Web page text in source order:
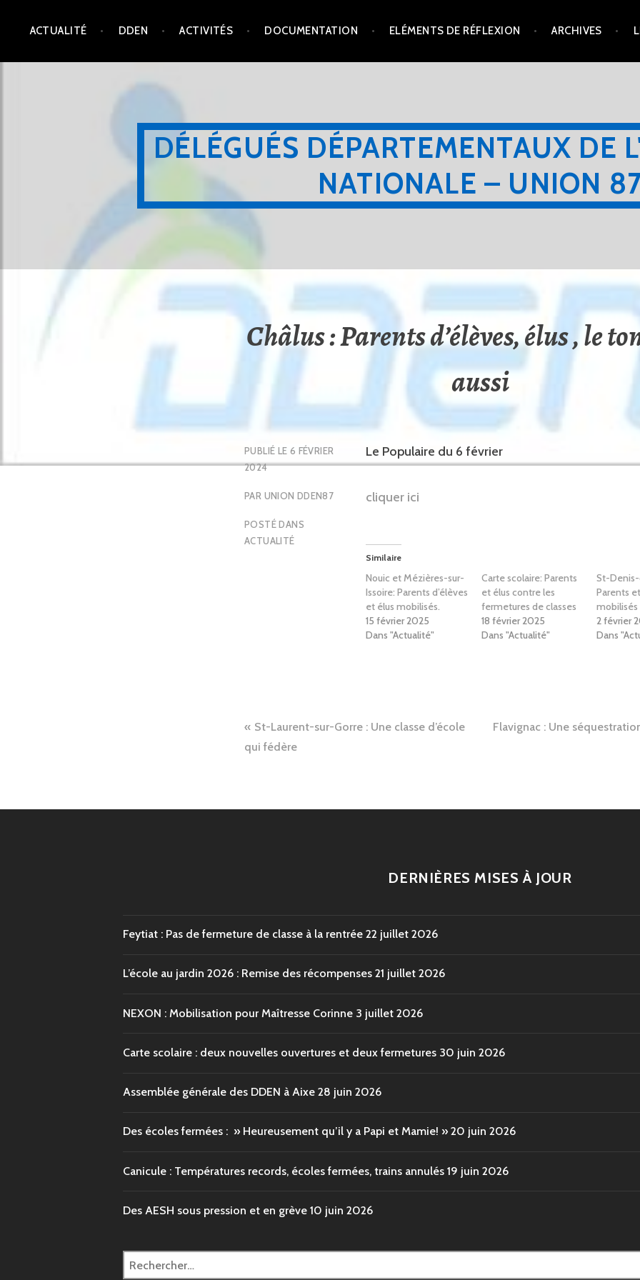
contenu
ACTUALITÉ DDEN ACTIVITÉS DOCUMENTATION ELÉMENTS DE RÉFLEXION ARCHIVES
DÉLÉGUÉS DÉPARTEMENTAUX DE
NATIONALE – UNION
Châlus : Parents d’élèves, élus , le
aussi
PUBLIÉ LE 6 FÉVRIER
2024
PAR UNION DDEN87
POSTÉ DANS
ACTUALITÉ
Le Populaire du 6 février
cliquer ici
Similaire
Nouic et Mézières-sur-
Issoire: Parents d’élèves
et élus mobilisés.
15 février 2025
Dans "Actualité"
Carte scolaire: Parents
et élus contre les
fermetures de classes
18 février 2025
Dans "Actualité"
St-
Parents
mobilisés
2 février
Dans
Navigation
de
St-Laurent-sur-Gorre : Une classe d’école
qui fédère
Flavignac : Une
DERNIÈRES MISES À JOUR
Feytiat : Pas de fermeture de classe à la rentrée 22 juillet 2026
L’école au jardin 2026 : Remise des récompenses 21 juillet 2026
NEXON : Mobilisation pour Maîtresse Corinne 3 juillet 2026
Carte scolaire : deux nouvelles ouvertures et deux fermetures 30 juin 2026
Assemblée générale des DDEN à Aixe 28 juin 2026
Des écoles fermées : » Heureusement qu’il y a Papi et Mamie! » 20 juin 2026
Canicule : Températures records, écoles fermées, trains annulés 19 juin 2026
Des AESH sous pression et en grève 10 juin 2026
Rechercher :